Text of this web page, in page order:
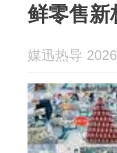
鲜零售新
媒迅热导